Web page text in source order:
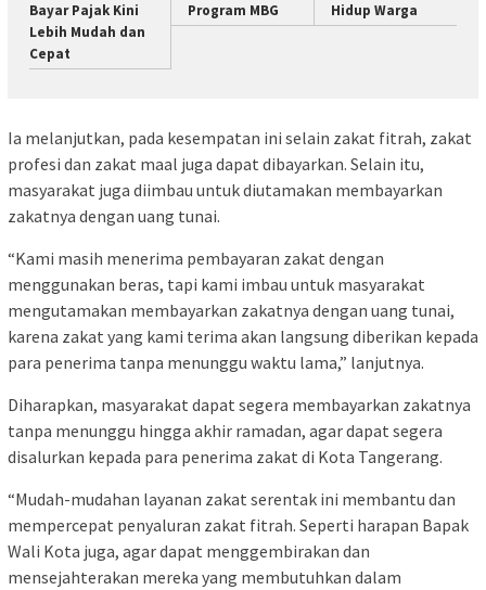
Bayar Pajak Kini
Lebih Mudah dan
Cepat
Program MBG
Hidup Warga
Ia melanjutkan, pada kesempatan ini selain zakat fitrah, zakat
profesi dan zakat maal juga dapat dibayarkan. Selain itu,
masyarakat juga diimbau untuk diutamakan membayarkan
zakatnya dengan uang tunai.
“Kami masih menerima pembayaran zakat dengan
menggunakan beras, tapi kami imbau untuk masyarakat
mengutamakan membayarkan zakatnya dengan uang tunai,
karena zakat yang kami terima akan langsung diberikan kepada
para penerima tanpa menunggu waktu lama,” lanjutnya.
Diharapkan, masyarakat dapat segera membayarkan zakatnya
tanpa menunggu hingga akhir ramadan, agar dapat segera
disalurkan kepada para penerima zakat di Kota Tangerang.
“Mudah-mudahan layanan zakat serentak ini membantu dan
mempercepat penyaluran zakat fitrah. Seperti harapan Bapak
Wali Kota juga, agar dapat menggembirakan dan
mensejahterakan mereka yang membutuhkan dalam